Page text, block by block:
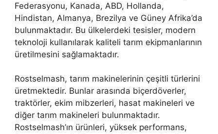
Federasyonu, Kanada, ABD, Hollanda,
Hindistan, Almanya, Brezilya ve Güney Afrika’da
bulunmaktadır. Bu ülkelerdeki tesisler, modern
teknoloji kullanılarak kaliteli tarım ekipmanlarının
üretilmesini sağlamaktadır.
Rostselmash, tarım makinelerinin çeşitli türlerini
üretmektedir. Bunlar arasında biçerdöverler,
traktörler, ekim mibzerleri, hasat makineleri ve
diğer tarım makineleri bulunmaktadır.
Rostselmash’ın ürünleri, yüksek performans,